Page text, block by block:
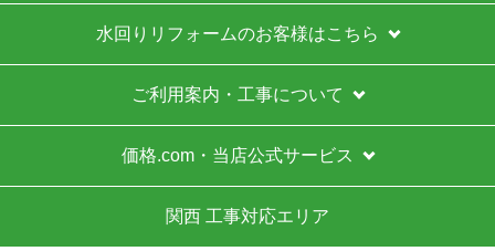
水回りリフォームのお客様はこちら
ご利用案内・工事について
価格.com・当店公式サービス
関西 工事対応エリア